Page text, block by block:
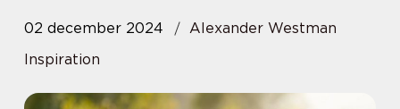
02 december 2024
Alexander Westman
Inspiration